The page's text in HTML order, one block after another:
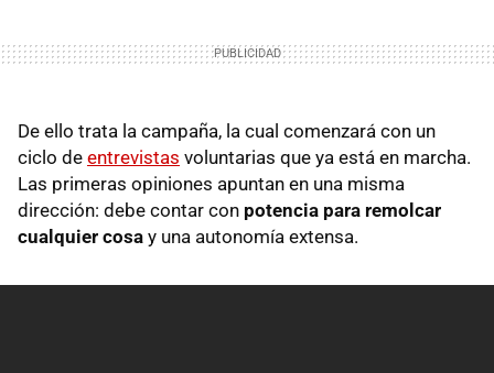
De ello trata la campaña, la cual comenzará con un
ciclo de entrevistas voluntarias que ya está en marcha.
Las primeras opiniones apuntan en una misma
dirección: debe contar con potencia para remolcar
cualquier cosa y una autonomía extensa.